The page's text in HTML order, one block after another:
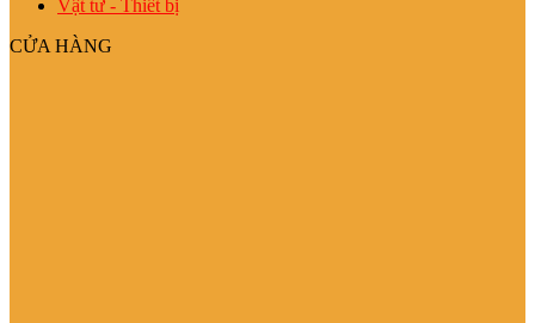
Vật tư - Thiết bị
CỬA HÀNG